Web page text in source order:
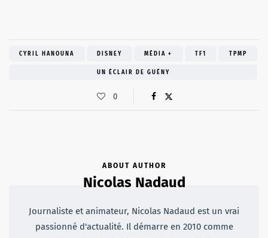
CYRIL HANOUNA DISNEY MÉDIA + TF1 TPMP
UN ÉCLAIR DE GUÉNY
0
ABOUT AUTHOR
Nicolas Nadaud
Journaliste et animateur, Nicolas Nadaud est un vrai
passionné d'actualité. Il démarre en 2010 comme